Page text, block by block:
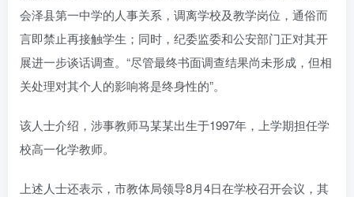
会泽县第一中学的人事关系，调离学校及教学岗位，通俗而
言即禁止再接触学生；同时，纪委监委和公安部门正对其开
展进一步谈话调查。“尽管最终书面调查结果尚未形成，但相
关处理对其个人的影响将是终身性的”。
该人士介绍，涉事教师马某某出生于1997年，上学期担任学
校高一化学教师。
上述人士还表示，市教体局领导8月4日在学校召开会议，其